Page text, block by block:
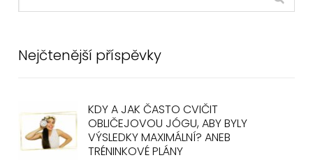
Nejčtenější příspěvky
KDY A JAK ČASTO CVIČIT
OBLIČEJOVOU JÓGU, ABY BYLY
VÝSLEDKY MAXIMÁLNÍ? ANEB
TRÉNINKOVÉ PLÁNY